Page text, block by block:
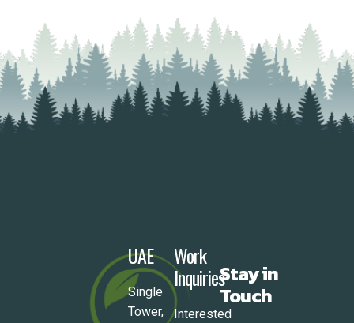
UAE
Single
Tower,
Work
Inquiries
Interested
Stay in
Touch